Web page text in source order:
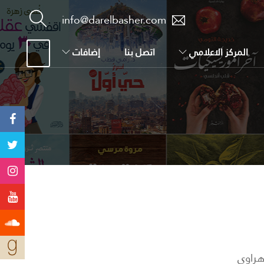
info@darelbasher.com
المركز الاعلامي اتصل بنا إضافات